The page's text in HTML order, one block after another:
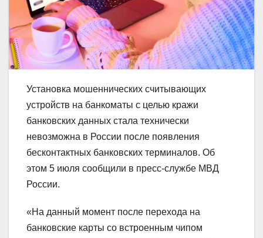
Установка мошеннических считывающих
устройств на банкоматы с целью кражи
банковских данных стала технически
невозможна в России после появления
бесконтактных банковских терминалов. Об
этом 5 июля сообщили в пресс-службе МВД
России.
«На данный момент после перехода на
банковские карты со встроенным чипом